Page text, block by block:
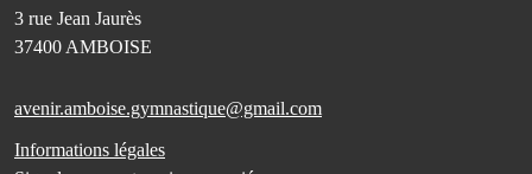
3 rue Jean Jaurès
37400 AMBOISE
avenir.amboise.gymnastique@gmail.com
Informations légales